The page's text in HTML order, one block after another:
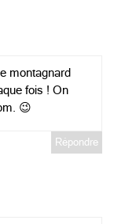
montagnard
fois ! On
😉
Répondre